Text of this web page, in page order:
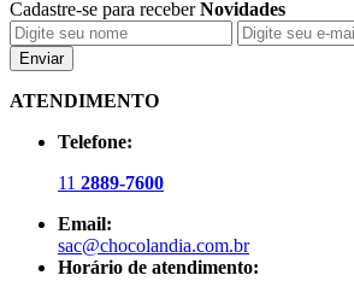
Cadastre-se para receberNovidades
Enviar
ATENDIMENTO
Telefone:
11 2889-7600
Email:
sac@chocolandia.com.br
Horário de atendimento: